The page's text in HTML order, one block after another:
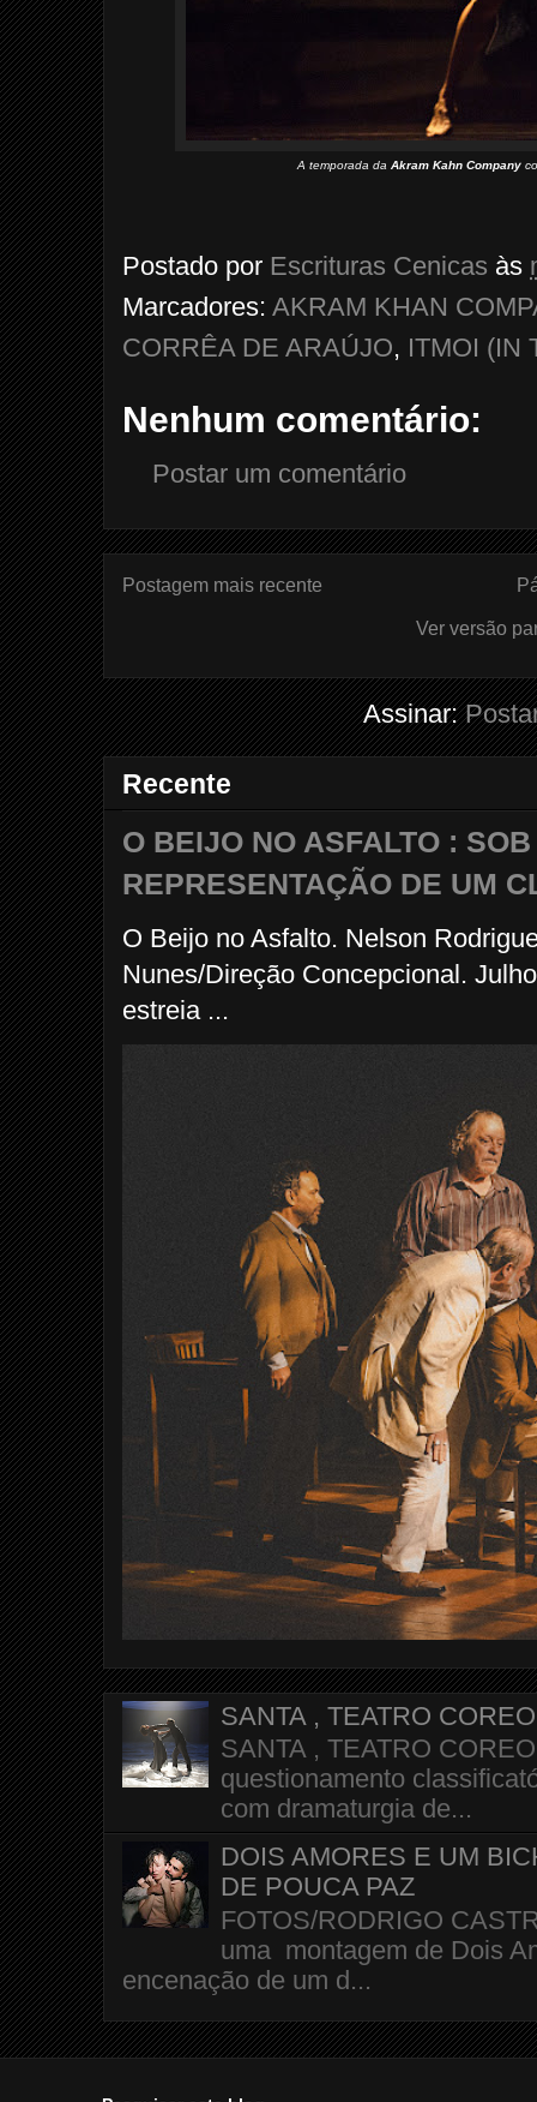
A temporada da Akram Kahn Company
Postado por Escrituras Cenicas às
Marcadores: AKRAM KHAN
CORRÊA DE ARAÚJO, ITMOI (IN
Nenhum comentário:
Postar um comentário
Postagem mais recente
Ver versão
Assinar:
Recente
O BEIJO NO ASFALTO :
REPRESENTAÇÃO DE UM
O Beijo no Asfalto. Nelson
Nunes/Direção Concepcional.
estreia ...
SANTA , TEATRO
SANTA , TEATRO
questionamento
com dramaturgia de...
DOIS AMORES E UM
DE POUCA PAZ
FOTOS/RODRIGO
uma montagem de Dois
encenação de um d...